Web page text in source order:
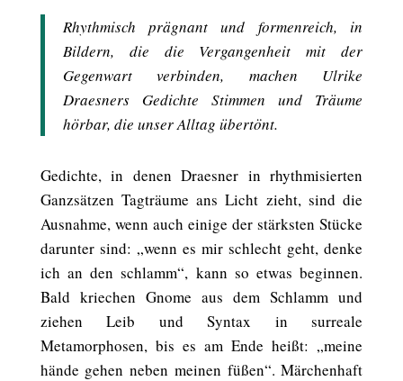
Rhythmisch prägnant und formenreich, in
Bildern, die die Vergangenheit mit der
Gegenwart verbinden, machen Ulrike
Draesners Gedichte Stimmen und Träume
hörbar, die unser Alltag übertönt.
Gedichte, in denen Draesner in rhythmisierten
Ganzsätzen Tagträume ans Licht zieht, sind die
Ausnahme, wenn auch einige der stärksten Stücke
darunter sind: „wenn es mir schlecht geht, denke
ich an den schlamm“, kann so etwas beginnen.
Bald kriechen Gnome aus dem Schlamm und
ziehen Leib und Syntax in surreale
Metamorphosen, bis es am Ende heißt: „meine
hände gehen neben meinen füßen“. Märchenhaft